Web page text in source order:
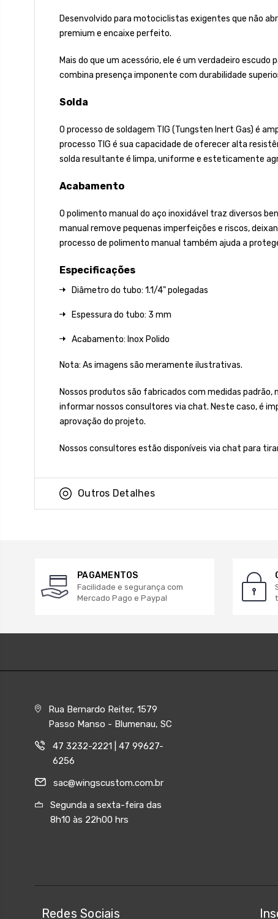
Desenvolvido para motociclistas exigentes que não
premium e encaixe perfeito.
Mais do que um acessório, ele é um verdadeiro
combina presença imponente com durabilidade
Solda
O processo de soldagem TIG (Tungsten Inert Gas) é
processo TIG é sua capacidade de oferecer alta
solda resultante é limpa, uniforme e esteticamente
Acabamento
O polimento manual do aço inoxidável traz diversos
manual remove pequenas imperfeições e riscos,
processo de polimento manual também ajuda a
Especificações
Diâmetro do tubo: 1.1/4" polegadas
Espessura do tubo: 3 mm
Acabamento: Inox Polido
Nota: As imagens são meramente ilustrativas.
Nossos produtos são fabricados com medidas
informar nossos consultores via chat. Neste caso, é
aprovação do projeto.
Nossos consultores estão disponíveis via chat para
Outros Detalhes
PAGAMENTOS
Facilidade e segurança com
Mercado Pago e Paypal
Rua Bernardo Reiter, 1579
Passo Manso - Blumenau, SC
47 3232-2221 | 47 99627-
6256
sac@wingscustom.com.br
Segunda a sexta-feira das
8h10 às 22h00 hrs
Redes Sociais